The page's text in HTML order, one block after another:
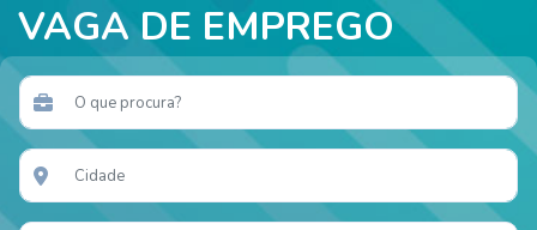
VAGA DE EMPREGO